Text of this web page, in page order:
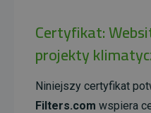
Certyfikat:
projekty
Niniejszy certyfikat
Filters.com wspiera